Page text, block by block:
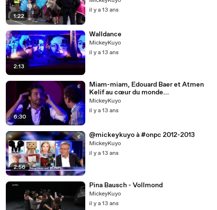
1:22
il y a 13 ans
2:13
Walldance
MickeyKuyo
il y a 13 ans
6:30
Miam-miam, Edouard Baer et Atmen
Kelif au cœur du monde...
MickeyKuyo
il y a 13 ans
2:56
@mickeykuyo à #onpc 2012-2013
MickeyKuyo
il y a 13 ans
Pina Bausch - Vollmond
MickeyKuyo
il y a 13 ans